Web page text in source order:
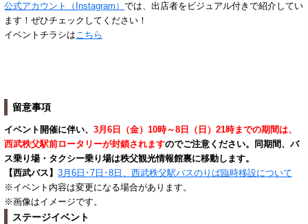
公式アカウント（Instagram）では、出店者をビジュアル付きで紹介してい
ます！ぜひチェックしてください！
イベントチラシはこちら
留意事項
イベント開催に伴い、3月6日（金）10時～8日（日）21時までの期間は、
西武秩父駅前ロータリーが封鎖されますのでご注意ください。同期間、バ
ス乗り場・タクシー乗り場は秩父観光情報館裏に移動します。
【西武バス】3月6日･7日･8日、西武秩父駅バスのりば臨時移設について
※イベント内容は変更になる場合があります。
※画像はイメージです。
ステージイベント